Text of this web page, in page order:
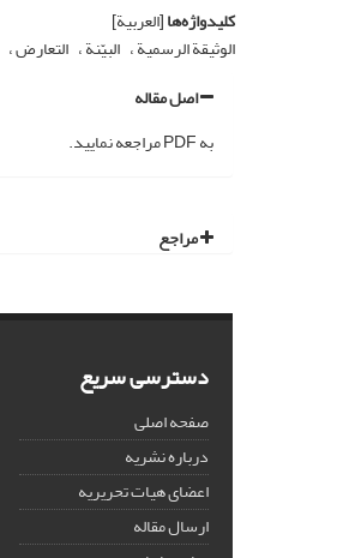
کلیدواژه‌ها[العربیة]
الوثیقة الرسمیة البیّنة التعارض
اصل مقاله
به PDF مراجعه نمایید.
مراجع
دسترسی سریع
صفحه اصلی
درباره نشریه
اعضای هیات تحریریه
ارسال مقاله